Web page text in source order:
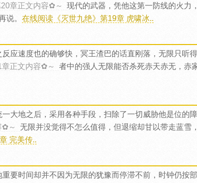
章正文内容✿～
现代的武器，凭他这第一防线的火力
说。 在线阅读《灭世九绝》第19章 虎啸冰..
应速度也的确够快，冥王渣巴的话直刚落，无限只听
正文内容✿～ 者中的强人无限能否杀死赤天赤无，赤
一大地之后，采用各种手段，扫除了一切威胁他是位的
✿～
无限并没觉得不怎么值得，但退缩却甘以带走蓝雪
完美传..
要时间却并不因为无限的犹豫而停滞不前，时钟仍按